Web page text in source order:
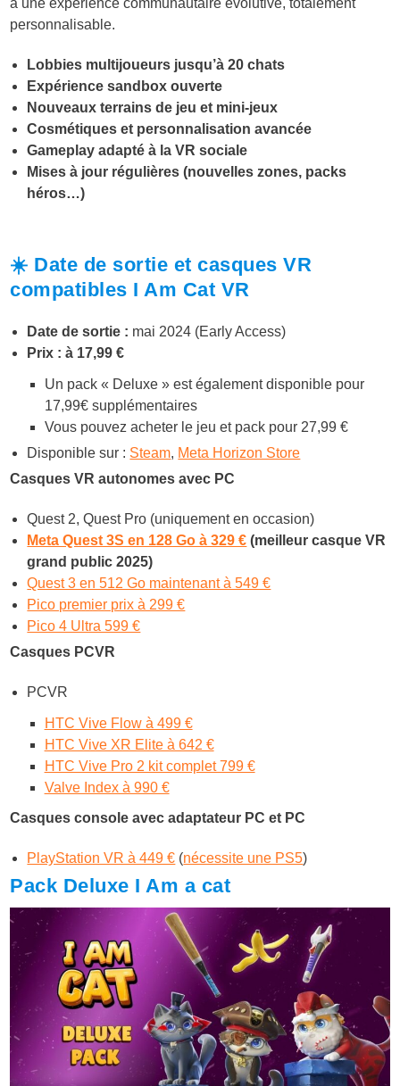
personnalisable.
Lobbies multijoueurs jusqu’à 20 chats
Expérience sandbox ouverte
Nouveaux terrains de jeu et mini-jeux
Cosmétiques et personnalisation avancée
Gameplay adapté à la VR sociale
Mises à jour régulières (nouvelles zones, packs
héros…)
☀️ Date de sortie et casques VR
compatibles I Am Cat VR
Date de sortie : mai 2024 (Early Access)
Prix :à 17,99 €
Un pack « Deluxe » est également disponible pour
17,99€ supplémentaires
Vous pouvez acheter le jeu et pack pour 27,99 €
Disponible sur : Steam, Meta Horizon Store
Casques VR autonomes avec PC
Quest 2, Quest Pro (uniquement en occasion)
Meta Quest 3S en 128 Go à 329 € (meilleur casque VR
grand public 2025)
Quest 3 en 512 Go maintenant à 549 €
Pico premier prix à 299 €
Pico 4 Ultra 599 €
Casques PCVR
PCVR
HTC Vive Flow à 499 €
HTC Vive XR Elite à 642 €
HTC Vive Pro 2 kit complet 799 €
Valve Index à 990 €
Casques console avec adaptateur PC et PC
PlayStation VR à 449 € (nécessite une PS5)
Pack Deluxe I Am a cat